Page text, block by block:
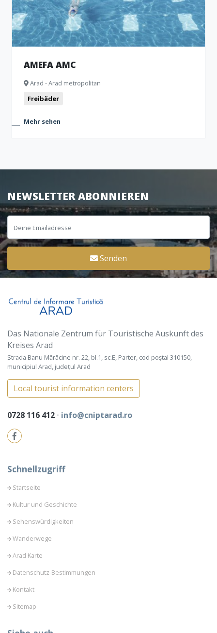
AMEFA AMC
Arad - Arad metropolitan
Freibäder
Mehr sehen
NEWSLETTER ABONNIEREN
Senden
Das Nationale Zentrum für Touristische Auskunft des
Kreises Arad
Strada Banu Mărăcine nr. 22, bl.1, sc.E, Parter, cod poștal 310150,
municipiul Arad, județul Arad
Local tourist information centers
0728 116 412 ⋅ info@cniptarad.ro
Schnellzugriff
Startseite
Kultur und Geschichte
Sehenswürdigkeiten
Wanderwege
Arad Karte
Datenschutz-Bestimmungen
Kontakt
Sitemap